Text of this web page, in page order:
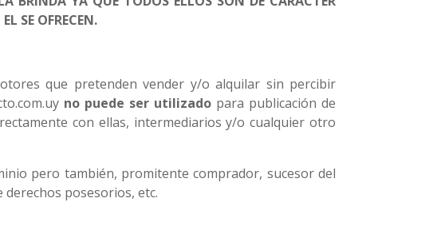
SE OFRECEN.
que pretenden vender y/o alquilar sin percibir
no puede ser utilizado para publicación de
con ellas, intermediarios y/o cualquier otro
pero también, promitente comprador, sucesor del
posesorios, etc.